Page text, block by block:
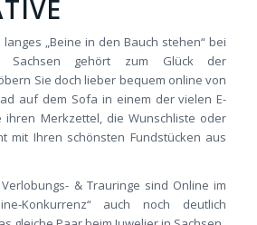
„Beine in den Bauch stehen“ bei
Sachsen gehört zum Glück der
Sie doch lieber bequem online von
auf dem Sofa in einem der vielen E-
ihren Merkzettel, die Wunschliste oder
mit Ihren schönsten Fundstücken aus
& Trauringe sind Online im
Konkurrenz“ auch noch deutlich